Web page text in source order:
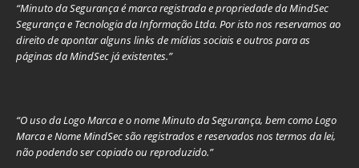
“Minuto da Segurança é marca registrada e propriedade da MindSec
Segurança e Tecnologia da Informação Ltda. Por isto nos reservamos ao
direito de apontar alguns links de mídias sociais e outros para as
páginas da MindSec já existentes.”
“O uso da Logo Marca e o nome Minuto da Segurança, bem como Logo
Marca e Nome MindSec são registrados e reservados nos termos da lei,
não podendo ser copiado ou reproduzido.”